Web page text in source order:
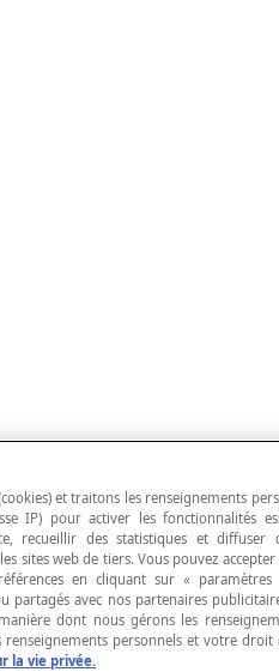
et traitons les renseignements
IP) pour activer les fonctionnalités
recueillir des statistiques et diffuser
sites web de tiers. Vous pouvez
en cliquant sur « paramètres
partagés avec nos partenaires
dont nous gérons les
renseignements personnels et votre
la vie privée.